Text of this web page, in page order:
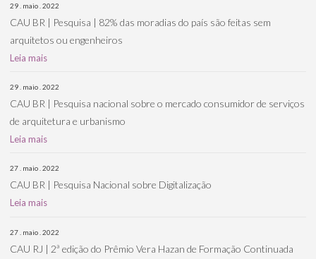
29 . maio . 2022
CAU BR | Pesquisa | 82% das moradias do país são feitas sem
arquitetos ou engenheiros
Leia mais
29 . maio . 2022
CAU BR | Pesquisa nacional sobre o mercado consumidor de serviços
de arquitetura e urbanismo
Leia mais
27 . maio . 2022
CAU BR | Pesquisa Nacional sobre Digitalização
Leia mais
27 . maio . 2022
CAU RJ | 2ª edição do Prêmio Vera Hazan de Formação Continuada